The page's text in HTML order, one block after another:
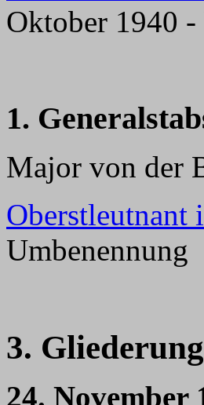
Oktober 1940
1.
Major von der
Oberstleutnant
Umbenennung
3.
24. November